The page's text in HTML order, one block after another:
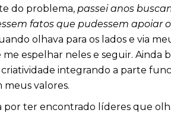
do problema, passei anos
fatos que pudessem apoiar
olhava para os lados e via
me espelhar neles e seguir.
integrando a parte
meus valores.
por ter encontrado líderes que